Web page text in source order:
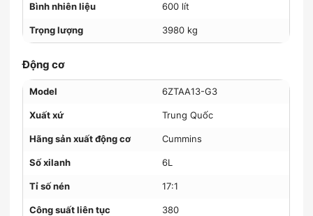
Bình nhiên liệu 600 lít
Trọng lượng 3980 kg
Động cơ
Model 6ZTAA13-G3
Xuất xứ Trung Quốc
Hãng sản xuất động cơ Cummins
Số xilanh 6L
Tỉ số nén 17:1
Công suất liên tục 380